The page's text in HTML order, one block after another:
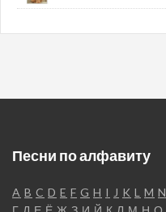
Песни по алфавиту
A B C D E F G H I J K L M N